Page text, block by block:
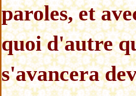
paroles, et
quoi d'autre
s'avancera